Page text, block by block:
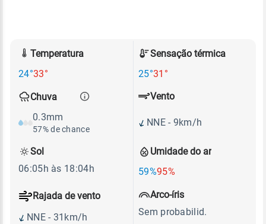
Temperatura
24°33°
Sensação térmica
25°31°
Chuva
0.3mm
57% de chance
Umidade do ar
59%95%
Vento
NNE - 9km/h
Rajada de vento
NNE - 31km/h
Sol
06:05h às 18:04h
Arco-íris
Sem probabilid.